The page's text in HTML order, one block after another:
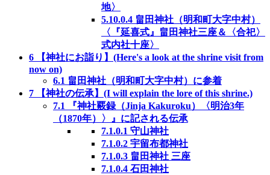
地〉
5.10.0.4 畠田神社（明和町大字中村）
〈『延喜式』畠田神社三座＆〈合祀〉
式内社十座〉
6 【神社にお詣り】(Here's a look at the shrine visit from
now on)
6.1 畠田神社（明和町大字中村）に参着
7 【神社の伝承】(I will explain the lore of this shrine.)
7.1
『神社覈録（Jinja Kakuroku）〈明治3年
（1870年）〉』に記される伝承
7.1.0.1 守山神社
7.1.0.2 宇留布都神社
7.1.0.3 畠田神社 三座
7.1.0.4 石田神社